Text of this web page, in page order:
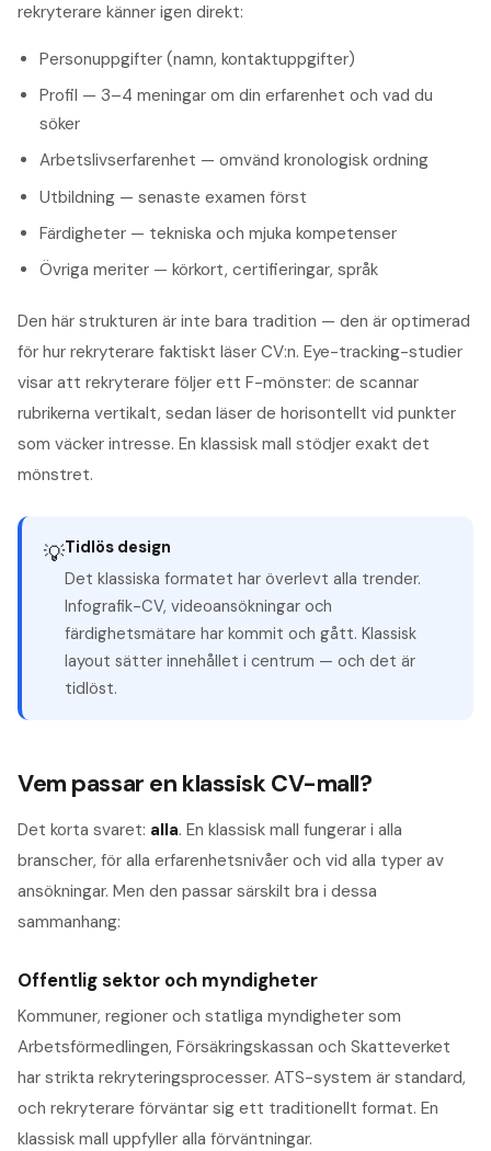
rekryterare känner igen direkt:
Personuppgifter (namn, kontaktuppgifter)
Profil — 3–4 meningar om din erfarenhet och vad du
söker
Arbetslivserfarenhet — omvänd kronologisk ordning
Utbildning — senaste examen först
Färdigheter — tekniska och mjuka kompetenser
Övriga meriter — körkort, certifieringar, språk
Den här strukturen är inte bara tradition — den är optimerad
för hur rekryterare faktiskt läser CV:n. Eye-tracking-studier
visar att rekryterare följer ett F-mönster: de scannar
rubrikerna vertikalt, sedan läser de horisontellt vid punkter
som väcker intresse. En klassisk mall stödjer exakt det
mönstret.
💡Tidlös design
Det klassiska formatet har överlevt alla trender.
Infografik-CV, videoansökningar och
färdighetsmätare har kommit och gått. Klassisk
layout sätter innehållet i centrum — och det är
tidlöst.
Vem passar en klassisk CV-mall?
Det korta svaret: alla. En klassisk mall fungerar i alla
branscher, för alla erfarenhetsnivåer och vid alla typer av
ansökningar. Men den passar särskilt bra i dessa
sammanhang:
Offentlig sektor och myndigheter
Kommuner, regioner och statliga myndigheter som
Arbetsförmedlingen, Försäkringskassan och Skatteverket
har strikta rekryteringsprocesser. ATS-system är standard,
och rekryterare förväntar sig ett traditionellt format. En
klassisk mall uppfyller alla förväntningar.